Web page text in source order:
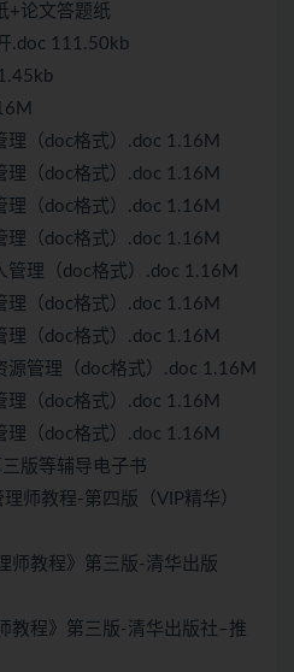
+论文答题纸
.doc 111.50kb
（doc格式）.doc 1.16M
（doc格式）.doc 1.16M
（doc格式）.doc 1.16M
（doc格式）.doc 1.16M
理（doc格式）.doc 1.16M
（doc格式）.doc 1.16M
（doc格式）.doc 1.16M
管理（doc格式）.doc 1.16M
（doc格式）.doc 1.16M
（doc格式）.doc 1.16M
版等辅导电子书
师教程-第四版（VIP精华）
师教程》第三版-清华出版
教程》第三版-清华出版社–推